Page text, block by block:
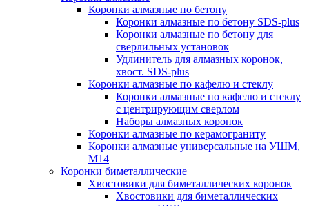
Коронки алмазные по бетону
Коронки алмазные по бетону SDS-plus
Коронки алмазные по бетону для
сверлильных установок
Удлинитель для алмазных коронок,
хвост. SDS-plus
Коронки алмазные по кафелю и стеклу
Коронки алмазные по кафелю и стеклу
c центрирующим сверлом
Наборы алмазных коронок
Коронки алмазные по керамограниту
Коронки алмазные универсальные на УШМ,
М14
Коронки биметаллические
Хвостовики для биметаллических коронок
Хвостовики для биметаллических